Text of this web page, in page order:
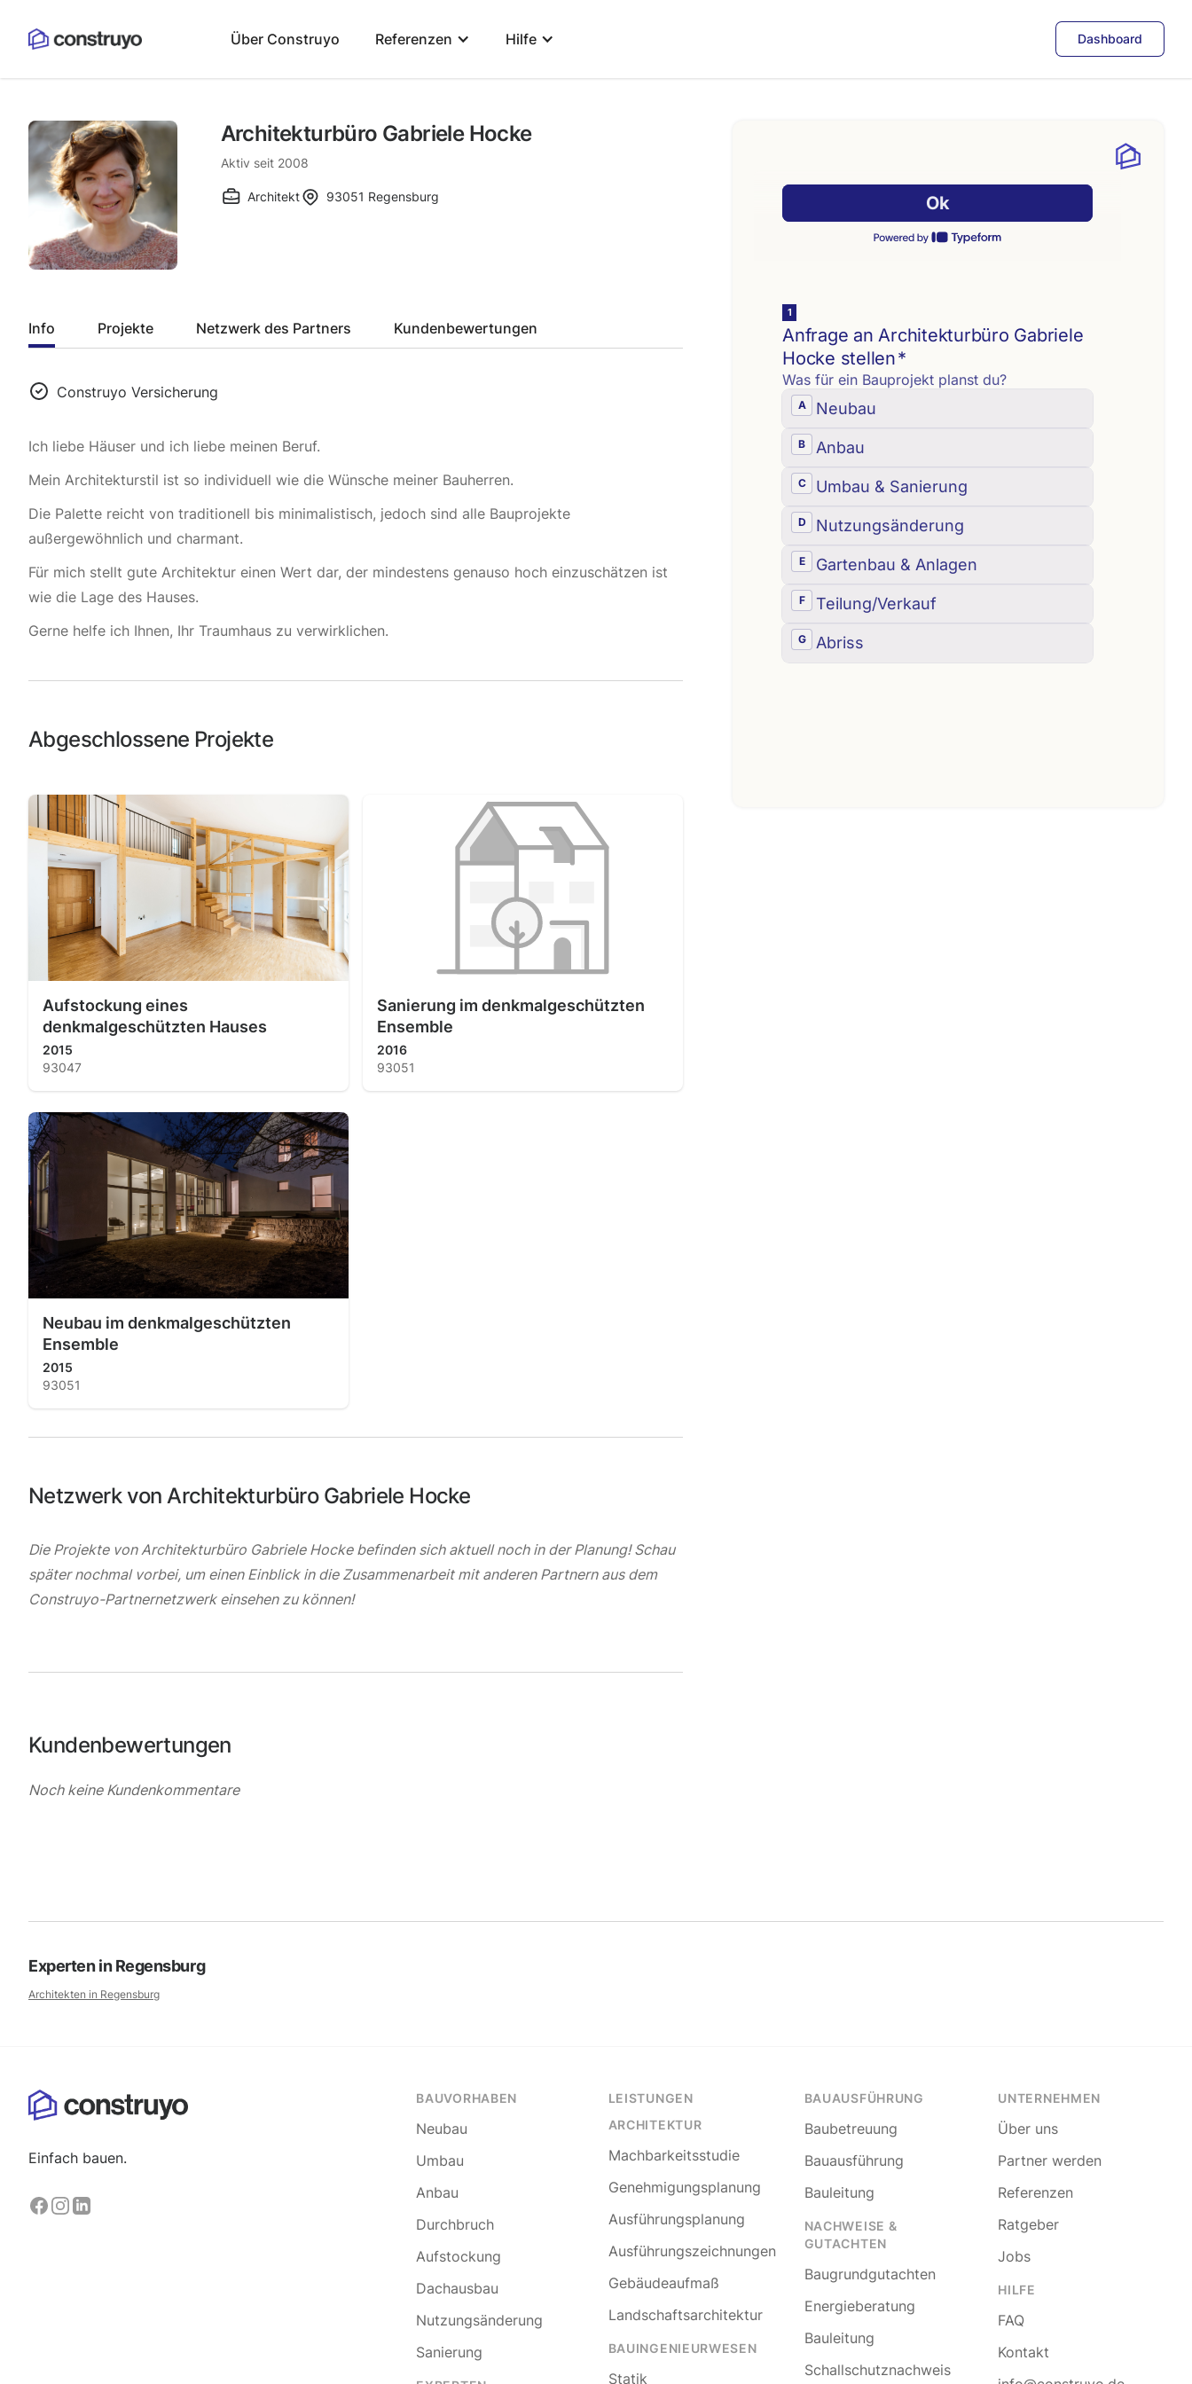
Über Construyo Referenzen Hilfe Dashboard
Architekturbüro Gabriele Hocke
Aktiv seit 2008
Architekt 93051 Regensburg
Info Projekte Netzwerk des Partners Kundenbewertungen
Construyo Versicherung
Ich liebe Häuser und ich liebe meinen Beruf.
Mein Architekturstil ist so individuell wie die Wünsche meiner Bauherren.
Die Palette reicht von traditionell bis minimalistisch, jedoch sind alle Bauprojekte
außergewöhnlich und charmant.
Für mich stellt gute Architektur einen Wert dar, der mindestens genauso hoch einzuschätzen ist
wie die Lage des Hauses.
Gerne helfe ich Ihnen, Ihr Traumhaus zu verwirklichen.
Abgeschlossene Projekte
Aufstockung eines
denkmalgeschützten Hauses
2015
93047
Sanierung im denkmalgeschützten
Ensemble
2016
93051
Neubau im denkmalgeschützten
Ensemble
2015
93051
Netzwerk von Architekturbüro Gabriele Hocke
Die Projekte von Architekturbüro Gabriele Hocke befinden sich aktuell noch in der Planung! Schau
später nochmal vorbei, um einen Einblick in die Zusammenarbeit mit anderen Partnern aus dem
Construyo-Partnernetzwerk einsehen zu können!
Kundenbewertungen
Noch keine Kundenkommentare
Experten inRegensburg
Architekten in Regensburg
Einfach bauen.
BAUVORHABEN
Neubau
Umbau
Anbau
Durchbruch
Aufstockung
Dachausbau
Nutzungsänderung
Sanierung
LEISTUNGEN
ARCHITEKTUR
Machbarkeitsstudie
Genehmigungsplanung
Ausführungsplanung
Ausführungszeichnungen
Gebäudeaufmaß
Landschaftsarchitektur
BAUINGENIEURWESEN
Statik
BAUAUSFÜHRUNG
Baubetreuung
Bauausführung
Bauleitung
NACHWEISE &
GUTACHTEN
Baugrundgutachten
Energieberatung
Bauleitung
Schallschutznachweis
UNTERNEHMEN
Über uns
Partner werden
Referenzen
Ratgeber
Jobs
HILFE
FAQ
Kontakt